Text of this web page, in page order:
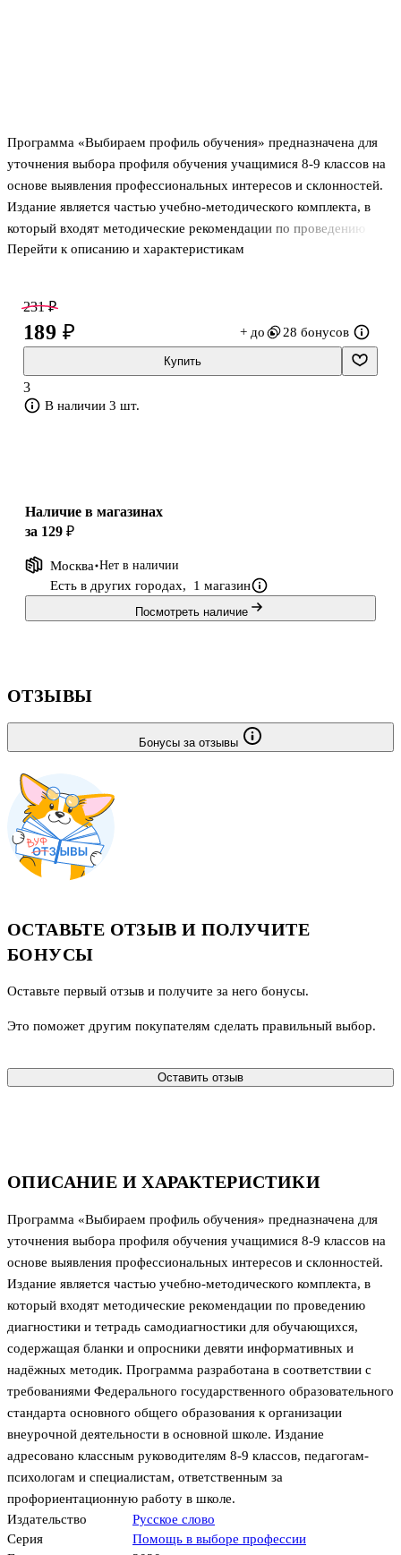
Программа «Выбираем профиль обучения» предназначена для
уточнения выбора профиля обучения учащимися 8-9 классов на
основе выявления профессиональных интересов и склонностей.
Издание является частью учебно-методического комплекта, в
который входят методические рекомендации по проведению
диагностики и тетрадь самодиагностики для обучающихся,
требованиями Федерального государственного образовательного
стандарта основного общего образования к организации
внеурочной деятельности в основной школе. Издание
адресовано классным руководителям 8-9 классов, педагогам-
психологам и специалистам
Перейти к описанию и характеристикам
231 ₽
189 ₽ + до 28 бонусов
Купить
3
В наличии 3 шт.
Наличие в магазинах
за 129 ₽
Москва Нет в наличии
Есть в других городах, 1 магазин
Посмотреть наличие
ОПИСАНИЕ И ХАРАКТЕРИСТИКИ
Программа «Выбираем профиль обучения» предназначена для
уточнения выбора профиля обучения учащимися 8-9 классов на
основе выявления профессиональных интересов и склонностей.
Издание является частью учебно-методического комплекта, в
который входят методические рекомендации по проведению
диагностики и тетрадь самодиагностики для обучающихся,
содержащая бланки и опросники девяти информативных и
надёжных методик. Программа разработана в соответствии с
требованиями Федерального государственного образовательного
стандарта основного общего образования к организации
внеурочной деятельности в основной школе. Издание
адресовано классным руководителям 8-9 классов, педагогам-
психологам и специалистам, ответственным за
профориентационную работу в школе.
Издательство
Русское слово
Серия
Помощь в выборе профессии
ОТЗЫВЫ
Бонусы за отзывы
ОСТАВЬТЕ ОТЗЫВ И ПОЛУЧИТЕ
БОНУСЫ
Оставьте первый отзыв и получите за него бонусы.
Это поможет другим покупателям сделать правильный выбор.
Оставить отзыв